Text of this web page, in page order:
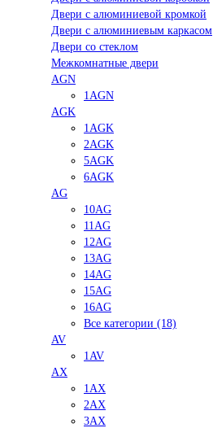
Двери с алюминиевой кромкой
Двери с алюминиевым каркасом
Двери со стеклом
Межкомнатные двери
AGN
1AGN
AGK
1AGK
2AGK
5AGK
6AGK
AG
10AG
11AG
12AG
13AG
14AG
15AG
16AG
Все категории (18)
AV
1AV
AX
1AX
2AX
3AX